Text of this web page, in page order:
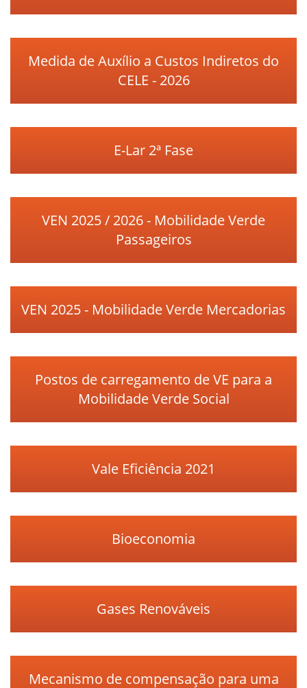
Medida de Auxílio a Custos Indiretos do
CELE - 2026
E-Lar 2ª Fase
VEN 2025 / 2026 - Mobilidade Verde
Passageiros
VEN 2025 - Mobilidade Verde Mercadorias
Postos de carregamento de VE para a
Mobilidade Verde Social
Vale Eficiência 2021
Bioeconomia
Gases Renováveis
Mecanismo de compensação para uma